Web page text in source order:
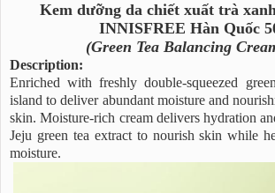
Kem dưỡng da chiết xuất trà
INNISFREE Hàn Quốc
(Green Tea Balancing
Description:
Enriched with freshly double-squeezed
island to deliver abundant moisture and
skin. Moisture-rich cream delivers hydration
Jeju green tea extract to nourish skin while
moisture.